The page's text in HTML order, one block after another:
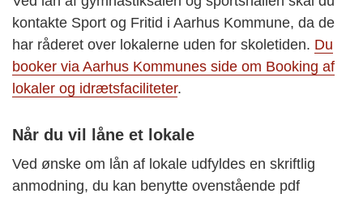
kontakte Sport og Fritid i Aarhus Kommune, da de
har råderet over lokalerne uden for skoletiden. Du
booker via Aarhus Kommunes side om Booking af
lokaler og idrætsfaciliteter.
Når du vil låne et lokale
Ved ønske om lån af lokale udfyldes en skriftlig
anmodning, du kan benytte ovenstående pdf